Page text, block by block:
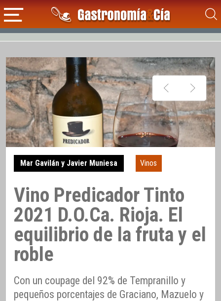
Mar Gavilán y Javier Muniesa Vinos
Vino Predicador Tinto
2021 D.O.Ca. Rioja. El
equilibrio de la fruta y el
roble
Con un coupage del 92% de Tempranillo y
pequeños porcentajes de Graciano, Mazuelo y